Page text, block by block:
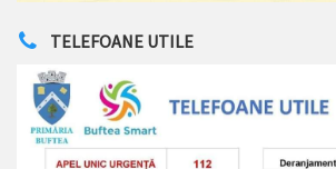
TELEFOANE UTILE